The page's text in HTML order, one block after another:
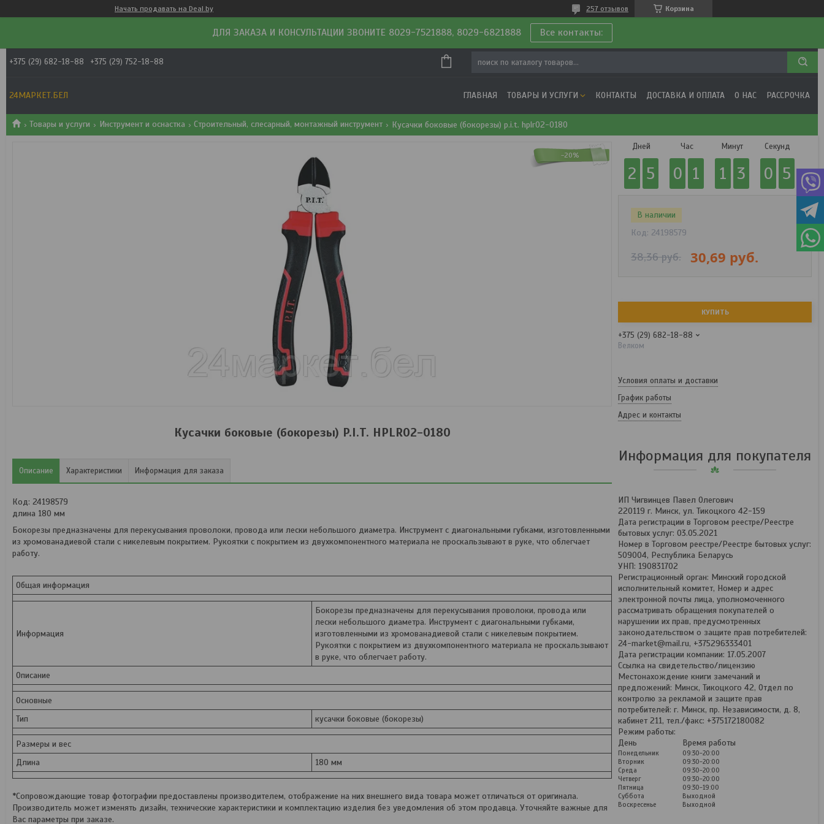
Начать продавать на Deal.by Корзина
257 отзывов
ДЛЯ ЗАКАЗА И КОНСУЛЬТАЦИИ ЗВОНИТЕ 8029-7521888, 8029-6821888 Все контакты:
+375 (29) 682-18-88 +375 (29) 752-18-88
24МАРКЕТ.БЕЛ ГЛАВНАЯ ТОВАРЫ И УСЛУГИ КОНТАКТЫ ДОСТАВКА И ОПЛАТА О НАС РАССРОЧКА
Товары и услуги Инструмент и оснастка Строительный, слесарный, монтажный инструмент Кусачки боковые (бокорезы) p.i.t. hplr02-0180
-20%
Кусачки боковые (бокорезы) P.I.T. HPLR02-0180
Описание Характеристики Информация для заказа
Код: 24198579
длина 180 мм
Бокорезы предназначены для перекусывания проволоки, провода или лески небольшого диаметра. Инструмент с диагональными губками, изготовленными
из хромованадиевой стали с никелевым покрытием. Рукоятки с покрытием из двухкомпонентного материала не проскальзывают в руке, что облегчает
работу.
Общая информация
Информация
Бокорезы предназначены для перекусывания проволоки, провода или
лески небольшого диаметра. Инструмент с диагональными губками,
изготовленными из хромованадиевой стали с никелевым покрытием.
Рукоятки с покрытием из двухкомпонентного материала не проскальзывают
в руке, что облегчает работу.
Описание
Основные
Тип
кусачки боковые (бокорезы)
Размеры и вес
Длина
180 мм
*Сопровождающие товар фотографии предоставлены производителем, отображение на них внешнего вида товара может отличаться от оригинала.
Производитель может изменять дизайн, технические характеристики и комплектацию изделия без уведомления об этом продавца. Уточняйте важные для
Вас параметры при заказе.
Дней
2 5
Час
0 1
Минут
1 3
Секунд
0 5
В наличии
Код: 24198579
38,36руб. 30,69 руб.
КУПИТЬ
+375 (29) 682-18-88
Велком
Условия оплаты и доставки
График работы
Адрес и контакты
Информация для покупателя
ИП Чигвинцев Павел Олегович
220119 г. Минск, ул. Тикоцкого 42-159
Дата регистрации в Торговом реестре/Реестре
бытовых услуг: 03.05.2021
Номер в Торговом реестре/Реестре бытовых услуг:
509004, Республика Беларусь
УНП: 190831702
Регистрационный орган: Минский городской
исполнительный комитет, Номер и адрес
электронной почты лица, уполномоченного
рассматривать обращения покупателей о
нарушении их прав, предусмотренных
законодательством о защите прав потребителей:
24-market@mail.ru, +375296333401
Дата регистрации компании: 17.05.2007
Ссылка на свидетельство/лицензию
Местонахождение книги замечаний и
предложений: Минск, Тикоцкого 42, Отдел по
контролю за рекламой и защите прав
потребителей: г. Минск, пр. Независимости, д. 8,
кабинет 211, тел./факс: +375172180082
Режим работы:
День
Время работы
Понедельник
09:30-20:00
Вторник
09:30-20:00
Среда
09:30-20:00
Четверг
09:30-20:00
Пятница
09:30-19:00
Суббота
Выходной
Воскресенье
Выходной